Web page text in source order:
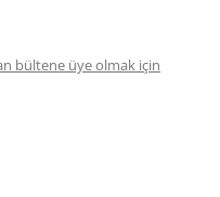
bültene üye olmak için